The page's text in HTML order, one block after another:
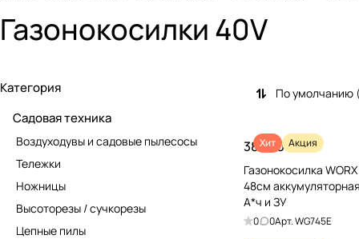
Газонокосилки 40V
По умолчанию
Хит Акция
38 990 ₽
Газонокосилка
48см
А*ч и ЗУ
0 0Арт.WG745E
Категория
Садовая техника
Воздуходувы и садовые пылесосы
Тележки
Ножницы
Высоторезы / сучкорезы
Цепные пилы